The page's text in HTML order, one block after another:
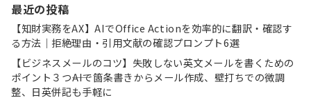
最近の投稿
【知財実務をAX】AIでOffice Actionを効率的に翻訳・確認す
る方法｜拒絶理由・引用文献の確認プロンプト6選
【ビジネスメールのコツ】失敗しない英文メールを書くための
ポイント３つ――AIで箇条書きからメール作成、壁打ちでの微調
整、日英併記も手軽に